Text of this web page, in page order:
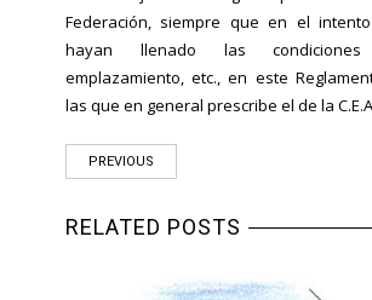
Federación, siempre que en el
hayan llenado las
emplazamiento, etc., en este
las que en general prescribe el de la
PREVIOUS
RELATED POSTS